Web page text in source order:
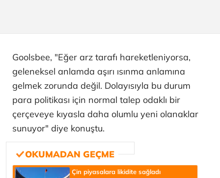
Goolsbee, "Eğer arz tarafı hareketleniyorsa,
geleneksel anlamda aşırı ısınma anlamına
gelmek zorunda değil. Dolayısıyla bu durum
para politikası için normal talep odaklı bir
çerçeveye kıyasla daha olumlu yeni olanaklar
sunuyor" diye konuştu.
Çin piyasalara likidite sağladı